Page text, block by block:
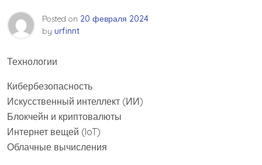
Posted on 20 февраля 2024
by urfinnt
Технологии
Кибербезопасность
Искусственный интеллект (ИИ)
Блокчейн и криптовалюты
Интернет вещей (IoT)
Облачные вычисления